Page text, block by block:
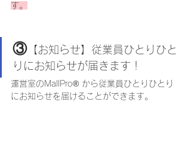
す。
③【お知らせ】従業員ひとりひと
りにお知らせが届きます！
運営室のMallPro® から従業員ひとりひとり
にお知らせを届けることができます。